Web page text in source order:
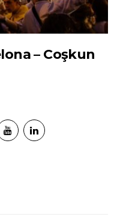
– Coşkun